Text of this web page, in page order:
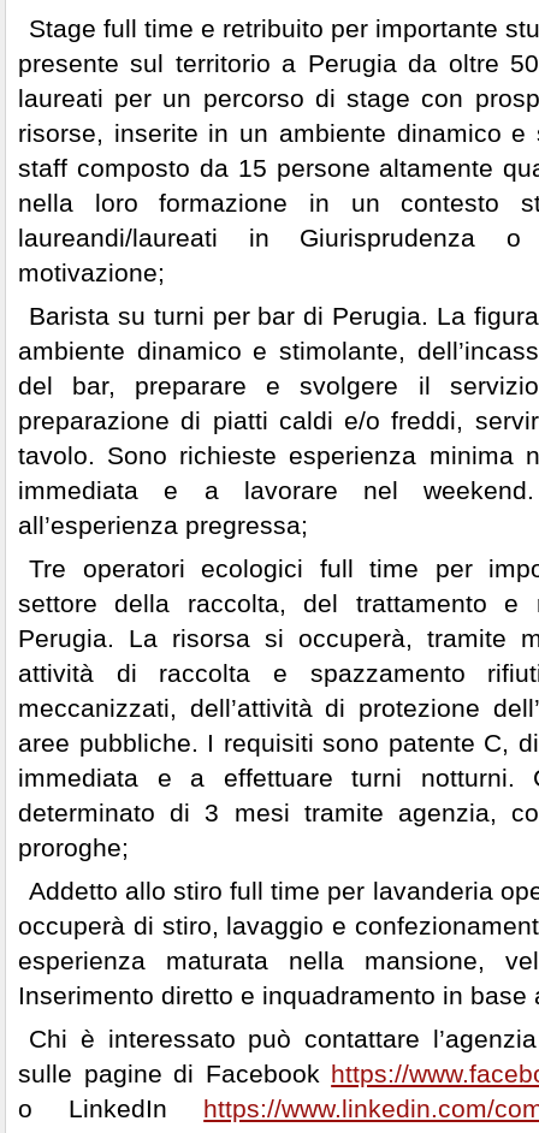
Stage full time e retribuito per importante
presente sul territorio a Perugia da oltre
laureati per un percorso di stage con
risorse, inserite in un ambiente dinamico e
staff composto da 15 persone altamente
nella loro formazione in un contesto
laureandi/laureati in Giurisprudenza
motivazione;
Barista su turni per bar di Perugia. La
ambiente dinamico e stimolante,
del bar, preparare e svolgere il
preparazione di piatti caldi e/o freddi,
tavolo. Sono richieste esperienza minima
immediata e a lavorare nel
all’esperienza pregressa;
Tre operatori ecologici full time per
settore della raccolta, del trattamento e
Perugia. La risorsa si occuperà, tramite
attività di raccolta e spazzamento
meccanizzati, dell’attività di protezione
aree pubbliche. I requisiti sono patente C,
immediata e a effettuare turni notturni.
determinato di 3 mesi tramite agenzia,
proroghe;
Addetto allo stiro full time per lavanderia
occuperà di stiro, lavaggio e
esperienza maturata nella mansione,
Inserimento diretto e inquadramento in base
Chi è interessato può contattare
sulle pagine di Facebook https://
o LinkedIn https://www.linkedin.com/